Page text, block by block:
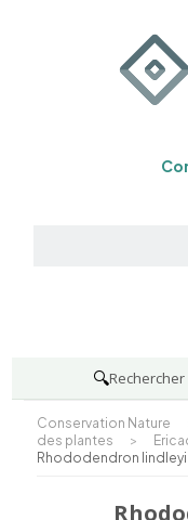
🔍
Conservation Nature
des plantes
>
Rhododendron lindleyi